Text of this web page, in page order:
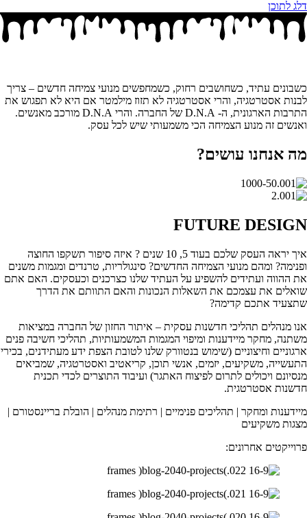
דלג לתוכן
כשבונים עתיד, כשחושבים רחוק, כשמחפשים מנועי צמיחה חדשים – צריך
לבנות אסטרטגיה, והרי אסטרטגיה לא תזוז מילמטר אם היא לא תפגוש את
התרבות הארגונית, ה- D.N.A של החברה. והרי D.N.A מורכב מאנשים.
ואנשים זה מנוע הצמיחה הכי משמעותי שיש לכל עסק.
מה אנחנו עושים?
FUTURE DESIGN
איך יראה העסק שלכם בעוד 5, 10 שנים ? איזה סיפור תשקפו החוצה
ופנימה? ומהם מנועי הצמיחה החדשים? סינגולריות, טרנדים ומגמות משנים
את ההווה ועתידים להשפיע על העתיד שלנו כצרכנים וכעסקים. האם אתם
שואלים את עצמכם את השאלות הנכונות והאם התוותם את הדרך
שתצעיד אתכם קדימה?
אנו מנהלים תהליכי חדשנות עסקית – איתור החזון של החברה במציאות
משתנה, מחקר מיידענות ומיפוי המגמות המשמעותיות, תהליכי חשיבה פנים
ארגוניים וחיצוניים (שימוש בנטוורק שלנו לטובת הצפת ידע מעתידנים, בכירי
התעשייה, משקיעים, יזמים, אנשי תוכן, קריאטיב ואסטרטגיה, שמביאים
מנסיונם ויכולים לתרום לפיצוח האתגר) ועיבוד התוצרים לכדי תכנית
חדשנות אסטרטגית.
מיידענות ומחקר | תהליכים פנימיים | רתימת מנהלים | הובלת בריינסטורם |
מצגות משקיעים
פרוייקטים אחרונים: